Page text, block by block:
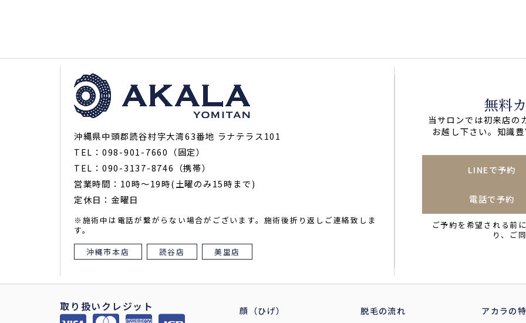
沖縄県中頭郡読谷村字大湾63番地 ラナテラス101
TEL：098-901-7660（固定）
TEL：090-3137-8746（携帯）
営業時間：10時～19時(土曜のみ15時まで)
定休日：金曜日
※施術中は電話が繋がらない場合がございます。施術後折り返しご連絡致しま
す。
沖縄市本店
読谷店 美里店
無料
当サロンでは初来店の
お越し下さい。知識
LINEで予約
電話で予約
ご予約を希望される前
り、ご
取り扱いクレジット
顔（ひげ）
脱毛の流れ
アカラの